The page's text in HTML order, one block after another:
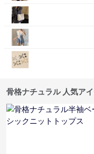
骨格ナチュラル 人気ア